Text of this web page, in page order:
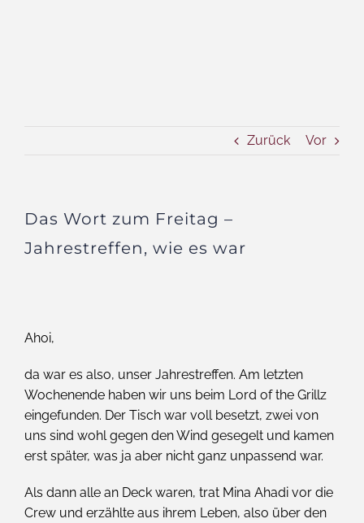
Zurück Vor
Das Wort zum Freitag –
Jahrestreffen, wie es war
Ahoi,
da war es also, unser Jahrestreffen. Am letzten
Wochenende haben wir uns beim Lord of the Grillz
eingefunden. Der Tisch war voll besetzt, zwei von
uns sind wohl gegen den Wind gesegelt und kamen
erst später, was ja aber nicht ganz unpassend war.
Als dann alle an Deck waren, trat Mina Ahadi vor die
Crew und erzählte aus ihrem Leben, also über den